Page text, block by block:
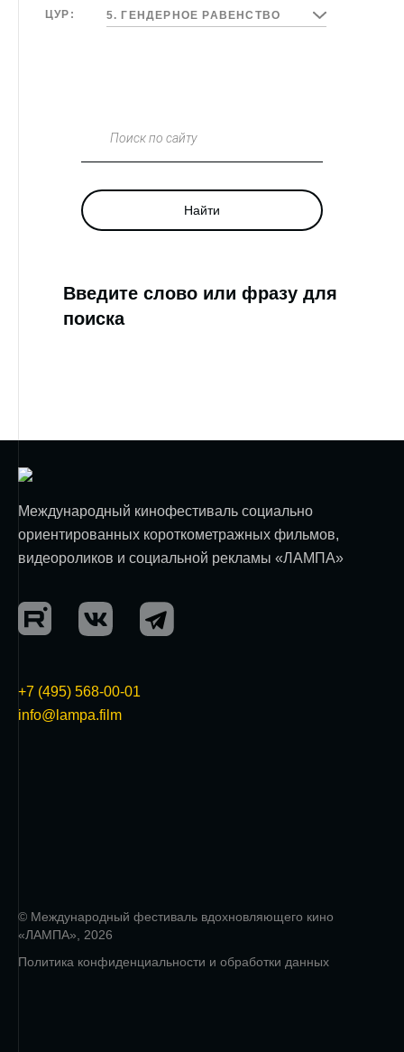
ЦУР: 5. ГЕНДЕРНОЕ РАВЕНСТВО
Поиск по сайту
Найти
Введите слово или фразу для
поиска
Международный кинофестиваль социально
ориентированных короткометражных фильмов,
видеороликов и социальной рекламы «ЛАМПА»
+7 (495) 568-00-01
info@lampa.film
© Международный фестиваль вдохновляющего кино
«ЛАМПА», 2026
Политика конфиденциальности и обработки данных